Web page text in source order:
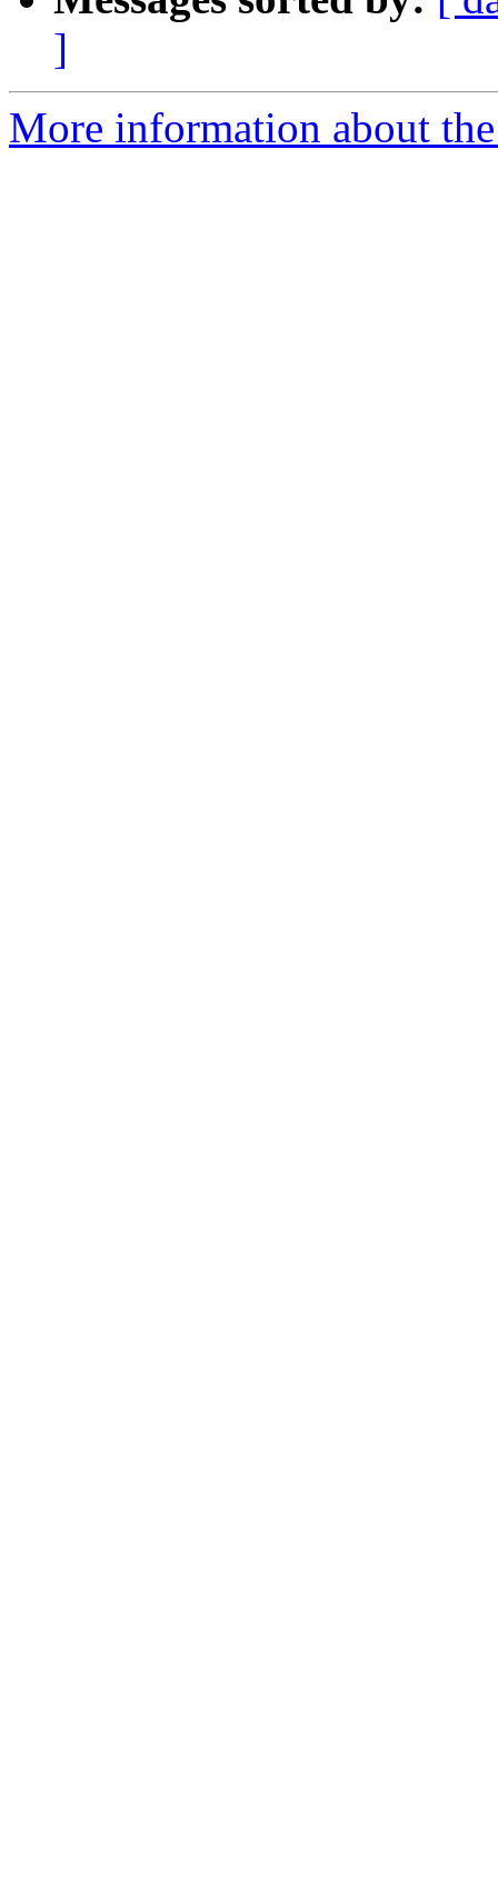
]
More information about